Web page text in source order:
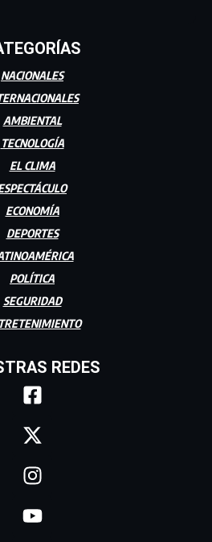
NACIONALES
AMBIENTAL
TECNOLOGÍA
EL CLIMA
ECONOMÍA
DEPORTES
POLÍTICA
SEGURIDAD
REDES